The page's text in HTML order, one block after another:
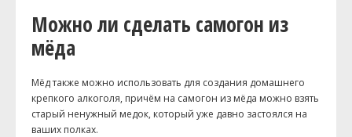
Можно ли сделать самогон из
мёда
Мёд также можно использовать для создания домашнего
крепкого алкоголя, причём на самогон из мёда можно взять
старый ненужный медок, который уже давно застоялся на
ваших полках.